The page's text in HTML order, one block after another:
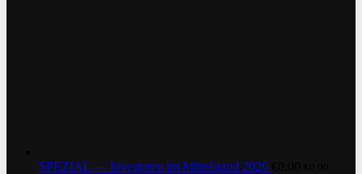
SPEZIAL — Investoren im Mittelstand 2026